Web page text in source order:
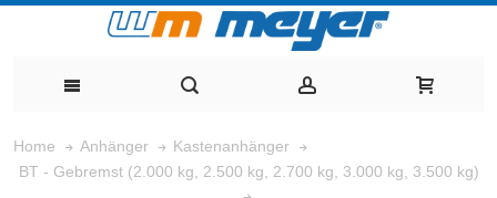
Home Anhänger
Kastenanhänger
BT - Gebremst (2.000 kg, 2.500 kg, 2.700 kg, 3.000 kg, 3.500 kg)